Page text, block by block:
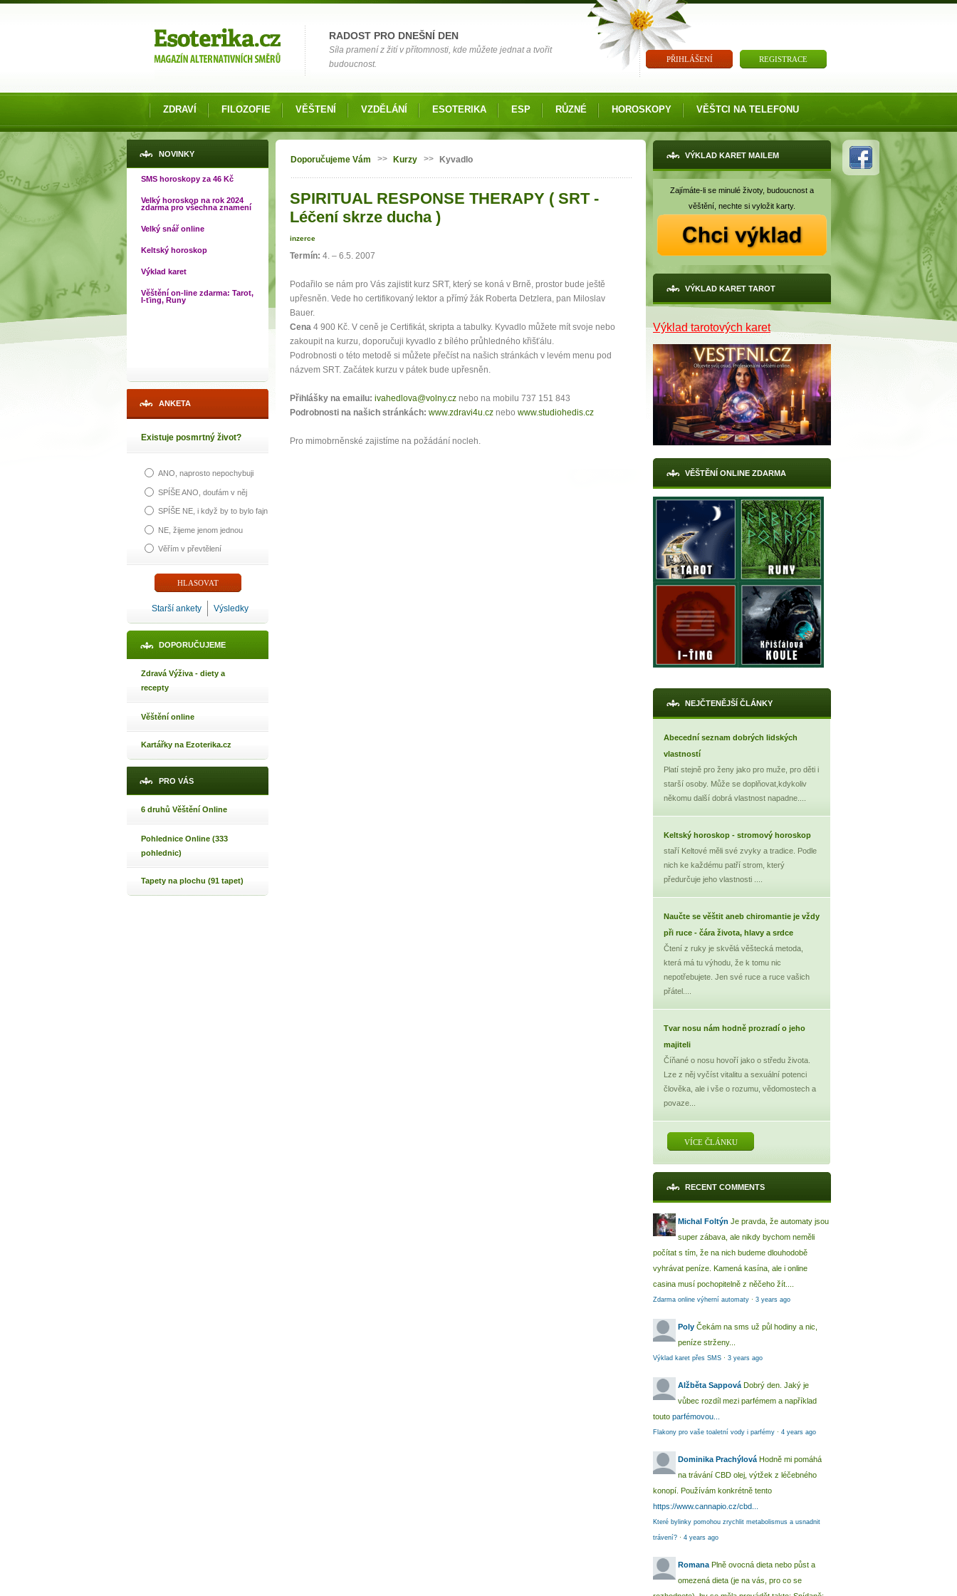
RADOST PRO DNEŠNÍ DEN
Síla pramení z žití v přítomnosti, kde můžete jednat a tvořit
budoucnost.
PŘIHLÁŠENÍ REGISTRACE
ZDRAVÍ FILOZOFIE VĚŠTENÍ VZDĚLÁNÍ ESOTERIKA ESP RŮZNÉ HOROSKOPY VĚŠTCI NA TELEFONU
NOVINKY
SMS horoskopy za 46 Kč
Velký horoskop na rok 2024
zdarma pro všechna znamení
Velký snář online
Keltský horoskop
Výklad karet
Věštění on-line zdarma: Tarot,
I-ťing, Runy
ANKETA
Existuje posmrtný život?
ANO, naprosto nepochybuji
SPÍŠE ANO, doufám v něj
SPÍŠE NE, i když by to bylo fajn
NE, žijeme jenom jednou
Věřím v převtělení
Starší ankety Výsledky
DOPORUČUJEME
Zdravá Výživa - diety a
recepty
Věštění online
Kartářky na Ezoterika.cz
PRO VÁS
6 druhů Věštění Online
Pohlednice Online (333
pohlednic)
Tapety na plochu (91 tapet)
Jste zde
Doporučujeme Vám >> Kurzy >> Kyvadlo
SPIRITUAL RESPONSE THERAPY ( SRT -
Léčení skrze ducha )
inzerce
Termín: 4. – 6.5. 2007
Podařilo se nám pro Vás zajistit kurz SRT, který se koná v Brně, prostor bude ještě
upřesněn. Vede ho certifikovaný lektor a přímý žák Roberta Detzlera, pan Miloslav
Bauer.
Cena 4 900 Kč. V ceně je Certifikát, skripta a tabulky. Kyvadlo můžete mít svoje nebo
zakoupit na kurzu, doporučuji kyvadlo z bílého průhledného křišťálu.
Podrobnosti o této metodě si můžete přečíst na našich stránkách v levém menu pod
názvem SRT. Začátek kurzu v pátek bude upřesněn.
Přihlášky na emailu: ivahedlova@volny.cz nebo na mobilu 737 151 843
Podrobnosti na našich stránkách: www.zdravi4u.cz nebo www.studiohedis.cz
Pro mimobrněnské zajistíme na požádání nocleh.
VÝKLAD KARET MAILEM
Zajímáte-li se minulé životy, budoucnost a
věštění, nechte si vyložit karty.
VÝKLAD KARET TAROT
Výklad tarotových karet
VĚŠTĚNÍ ONLINE ZDARMA
NEJČTENĚJŠÍ ČLÁNKY
Abecední seznam dobrých lidských
vlastností
Platí stejně pro ženy jako pro muže, pro děti i
starší osoby. Může se doplňovat,kdykoliv
někomu další dobrá vlastnost napadne....
Keltský horoskop - stromový horoskop
staří Keltové měli své zvyky a tradice. Podle
nich ke každému patří strom, který
předurčuje jeho vlastnosti ....
Naučte se věštit aneb chiromantie je vždy
při ruce - čára života, hlavy a srdce
Čtení z ruky je skvělá věštecká metoda,
která má tu výhodu, že k tomu nic
nepotřebujete. Jen své ruce a ruce vašich
přátel....
Tvar nosu nám hodně prozradí o jeho
majiteli
Číňané o nosu hovoří jako o středu života.
Lze z něj vyčíst vitalitu a sexuální potenci
člověka, ale i vše o rozumu, vědomostech a
povaze...
VÍCE ČLÁNKU
RECENT COMMENTS
Michal Foltýn Je pravda, že automaty jsou
super zábava, ale nikdy bychom neměli
počítat s tím, že na nich budeme dlouhodobě
vyhrávat peníze. Kamená kasína, ale i online
casina musí pochopitelně z něčeho žít....
Zdarma online výherní automaty · 3 years ago
Poly Čekám na sms už půl hodiny a nic,
peníze strženy...
Výklad karet přes SMS · 3 years ago
Alžběta Sappová Dobrý den. Jaký je
vůbec rozdíl mezi parfémem a například
touto parfémovou...
Flakony pro vaše toaletní vody i parfémy · 4 years ago
Dominika Prachýlová Hodně mi pomáhá
na trávání CBD olej, výtžek z léčebného
konopí. Používám konkrétně tento
https://www.cannapio.cz/cbd...
Které bylinky pomohou zrychlit metabolismus a usnadnit
trávení? · 4 years ago
Romana Plně ovocná dieta nebo půst a
omezená dieta (je na vás, pro co se